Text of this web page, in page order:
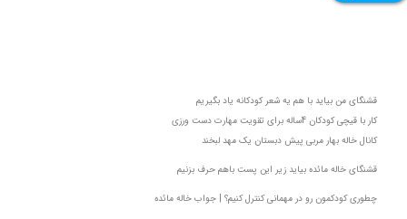
قشنگای من بيايد با هم یه شعر کودکانه ياد بگیریم
کار با قیچی کودکان 4ساله برای تقویت مهارت دست ورزی
کانال خاله بهار مربی پیش دبستان یک مهد لبخند
قشنگای خاله مائده بیاید زیر این پست باهم حرف بزنیم
چطوری کودکمون رو در مهمانی کنترل کنیم؟ | جواب خاله مائده